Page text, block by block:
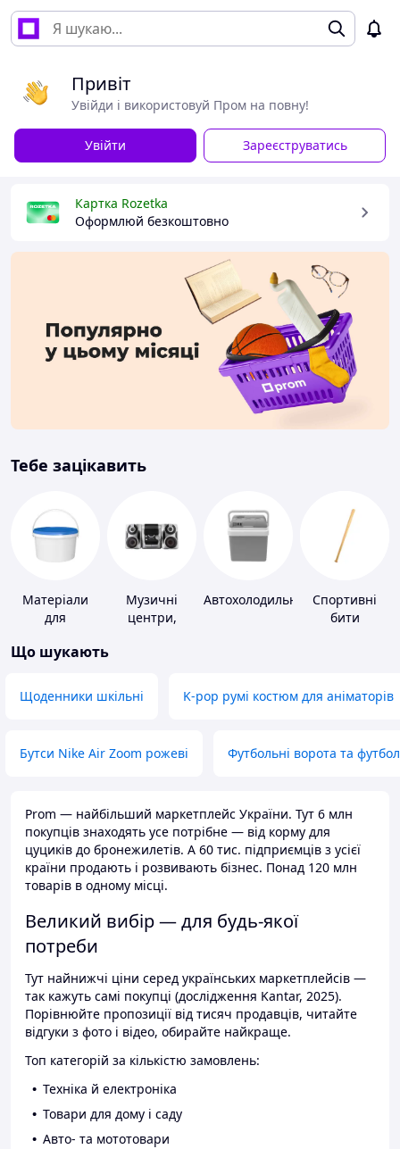
Привіт
Увійди і використовуй Пром на повну!
Увійти Зареєструватись
Картка Rozetka
Оформлюй безкоштовно
Тебе зацікавить
Матеріали
для
промислових
Музичні
центри,
АвтохолодильникиСпортивні
бити
Що шукають
Щоденники шкільні K-pop румі костюм для аніматорів
Бутси Nike Air Zoom рожеві Футбольні ворота та
Prom — найбільший маркетплейс України. Тут 6 млн
покупців знаходять усе потрібне — від корму для
цуциків до бронежилетів. А 60 тис. підприємців з усієї
країни продають і розвивають бізнес. Понад 120 млн
товарів в одному місці.
Великий вибір — для будь-якої
потреби
Тут найнижчі ціни серед українських маркетплейсів —
так кажуть самі покупці (дослідження Kantar, 2025).
Порівнюйте пропозиції від тисяч продавців, читайте
відгуки з фото і відео, обирайте найкраще.
Топ категорій за кількістю замовлень:
Техніка й електроніка
Товари для дому і саду
Авто- та мототовари